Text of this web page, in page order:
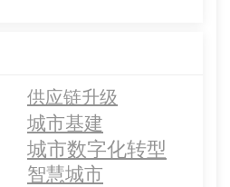
供应链升级
城市基建
城市数字化转型
智慧城市